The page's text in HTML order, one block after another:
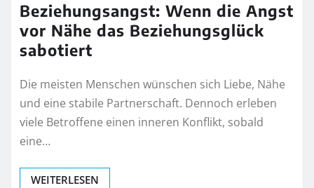
Beziehungsangst: Wenn die Angst
vor Nähe das Beziehungsglück
sabotiert
Die meisten Menschen wünschen sich Liebe, Nähe
und eine stabile Partnerschaft. Dennoch erleben
viele Betroffene einen inneren Konflikt, sobald
eine…
WEITERLESEN